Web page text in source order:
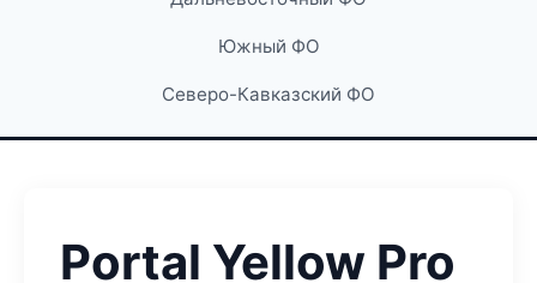
Южный ФО
Северо-Кавказский ФО
Portal Yellow Pro